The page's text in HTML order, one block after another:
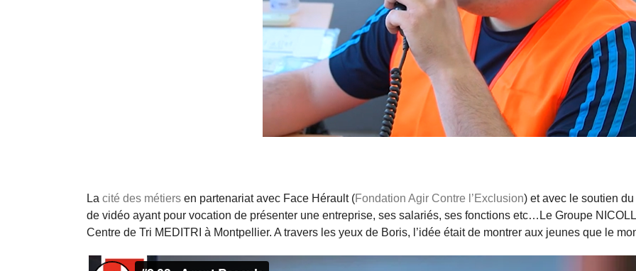
La cité des métiers en partenariat avec Face Hérault (Fondation Agir Contre l’Exclusion) et avec le soutien
de vidéo ayant pour vocation de présenter une entreprise, ses salariés, ses fonctions etc…Le Groupe
Centre de Tri MEDITRI à Montpellier. A travers les yeux de Boris, l’idée était de montrer aux jeunes que le